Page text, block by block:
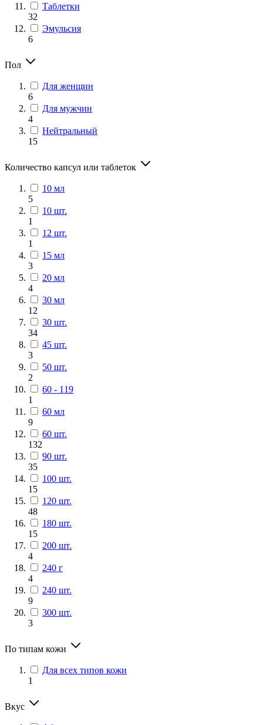
Таблетки
32
Эмульсия
6
Пол
Для женщин
6
Для мужчин
4
Нейтральный
15
Количество капсул или таблеток
10 мл
5
10 шт.
1
12 шт.
1
15 мл
3
20 мл
4
30 мл
12
30 шт.
34
45 шт.
3
50 шт.
2
60 - 119
1
60 мл
9
60 шт.
132
90 шт.
35
100 шт.
15
120 шт.
48
180 шт.
15
200 шт.
4
240 г
4
240 шт.
9
300 шт.
3
По типам кожи
Для всех типов кожи
1
Вкус